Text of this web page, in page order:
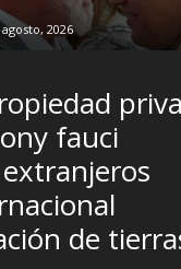
2026
fauci
de